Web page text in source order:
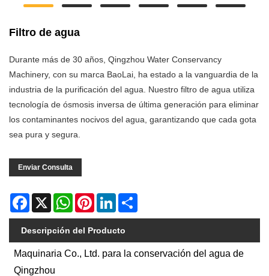
Filtro de agua
Durante más de 30 años, Qingzhou Water Conservancy
Machinery, con su marca BaoLai, ha estado a la vanguardia de la
industria de la purificación del agua. Nuestro filtro de agua utiliza
tecnología de ósmosis inversa de última generación para eliminar
los contaminantes nocivos del agua, garantizando que cada gota
sea pura y segura.
Enviar Consulta
Facebook
X WhatsAppPinterestLinkedIn
Descripción del Producto
Maquinaria Co., Ltd. para la conservación del agua de
Qingzhou